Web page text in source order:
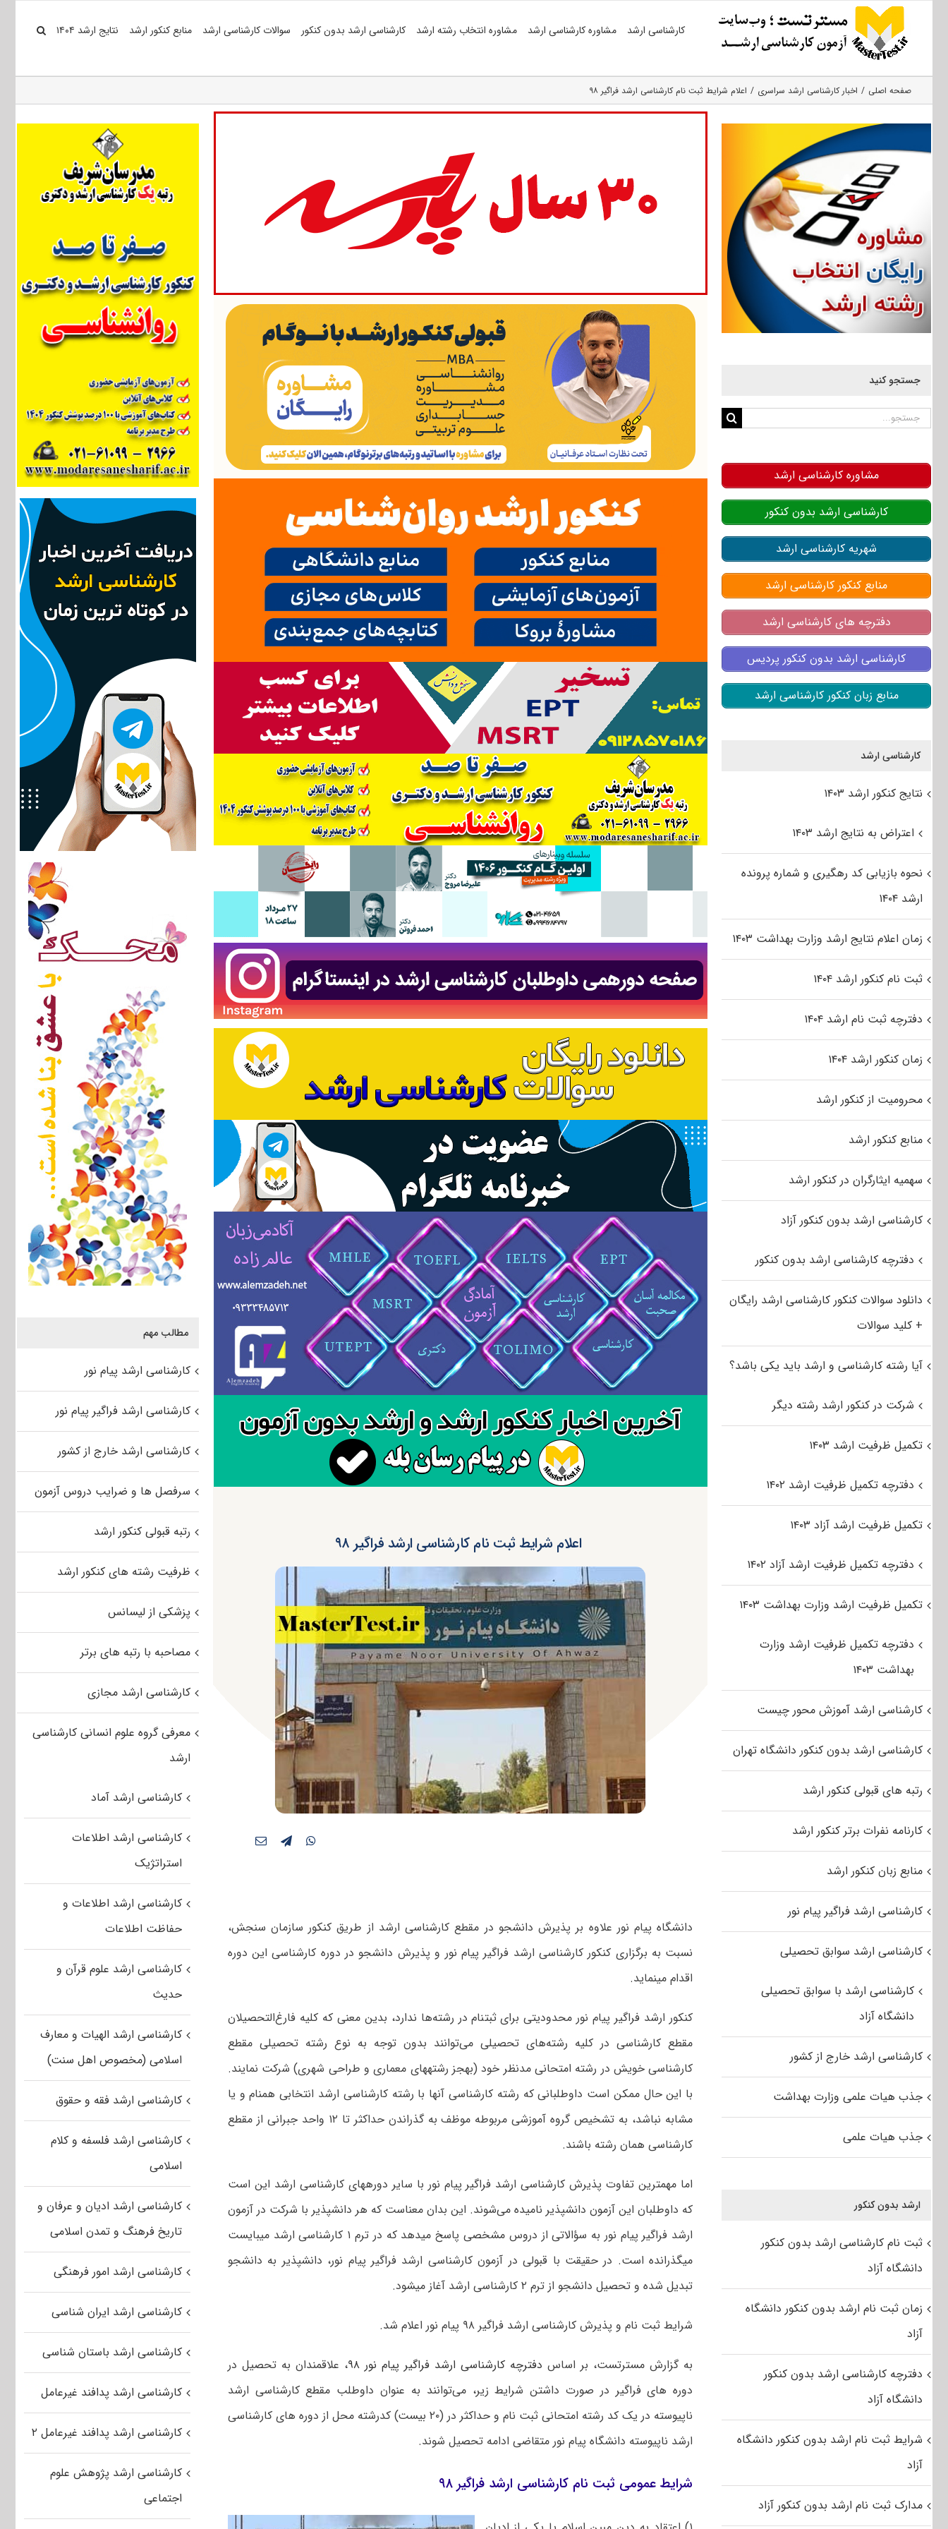
کارشناسی ارشد مشاوره کارشناسی ارشد مشاوره انتخاب رشته ارشد کارشناسی ارشد بدون کنکور سوالات کارشناسی ارشد منابع کنکور ارشد نتایج ارشد ۱۴۰۴
صفحه اصلی اخبار کارشناسی ارشد سراسری اعلام شرایط ثبت نام کارشناسی ارشد فراگیر ۹۸
اعلام شرایط ثبت نام کارشناسی ارشد فراگیر ۹۸
دانشگاه پیام نور علاوه بر پذیرش دانشجو در مقطع کارشناسی ارشد از طریق کنکور سازمان سنجش،
نسبت به برگزاری کنکور کارشناسی ارشد فراگیر پیام نور و پذیرش دانشجو در دوره کارشناسی این دوره
اقدام می‏نماید.
کنکور ارشد فراگیر پیام نور محدودیتی برای ثبت‎نام در رشته‌ها ندارد، بدین معنی که کلیه فارغ‌التحصیلان
مقطع کارشناسی در کلیه رشته‌های تحصیلی می‌توانند بدون توجه به نوع رشته تحصیلی مقطع
کارشناسی خویش در رشته امتحانی مدنظر خود (به‎جز رشته‎های معماری و طراحی شهری) شرکت نمایند.
با این حال ممکن است داوطلبانی که رشته کارشناسی آنها با رشته کارشناسی ارشد انتخابی همنام و یا
مشابه نباشد، به تشخیص گروه آموزشی مربوطه موظف به گذراندن حداکثر تا ۱۲ واحد جبرانی از مقطع
کارشناسی همان رشته باشند.
اما مهمترین تفاوت پذیرش کارشناسی ارشد فراگیر پیام نور با سایر دوره‎های کارشناسی ارشد این است
که داوطلبان این آزمون دانش‎پذیر نامیده می‌شوند. این بدان معناست که هر دانش‎پذیر با شرکت در آزمون
ارشد فراگیر پیام نور به سؤالاتی از دروس مشخصی پاسخ می‎دهد که در ترم ۱ کارشناسی ارشد می‎بایست
می‎گذرانده است. در حقیقت با قبولی در آزمون کارشناسی ارشد فراگیر پیام نور، دانش‎پذیر به دانشجو
تبدیل شده و تحصیل دانشجو از ترم ۲ کارشناسی ارشد آغاز می‎شود.
شرایط ثبت نام و پذیرش کارشناسی ارشد فراگیر ۹۸ پیام نور اعلام شد.
به گزارش مسترتست، بر اساس دفترچه کارشناسی ارشد فراگیر پیام نور ۹۸
، علاقمندان به تحصیل در
دوره های فراگیر در صورت داشتن شرایط زیر، می‌توانند به عنوان داوطلب مقطع کارشناسی ارشد
ناپیوسته در یک کد رشته امتحانی ثبت نام و حداکثر در (۲۰ بیست) کدرشته محل از دوره های کارشناسی
ارشد ناپیوسته دانشگاه پیام نور متقاضی ادامه تحصیل شوند.
شرایط عمومی ثبت نام کارشناسی ارشد فراگیر ۹۸
مطالب مهم
کارشناسی ارشد پیام نور
کارشناسی ارشد فراگیر پیام نور
کارشناسی ارشد خارج از کشور
سرفصل ها و ضرایب دروس آزمون
رتبه قبولی کنکور ارشد
ظرفیت رشته های کنکور ارشد
پزشکی از لیسانس
مصاحبه با رتبه های برتر
کارشناسی ارشد مجازی
معرفی گروه علوم انسانی کارشناسی
ارشد
کارشناسی ارشد آماد
کارشناسی ارشد اطلاعات
استراتژیک
کارشناسی ارشد اطلاعات و
حفاظت اطلاعات
کارشناسی ارشد علوم قرآن و
حدیث
کارشناسی ارشد الهیات و معارف
اسلامی (مخصوص اهل سنت)
کارشناسی ارشد فقه و حقوق
کارشناسی ارشد فلسفه و کلام
اسلامی
کارشناسی ارشد ادیان و عرفان و
تاریخ فرهنگ و تمدن اسلامی
کارشناسی ارشد امور فرهنگی
کارشناسی ارشد ایران شناسی
کارشناسی ارشد باستان شناسی
کارشناسی ارشد پدافند غیرعامل
کارشناسی ارشد پدافند غیرعامل ۲
کارشناسی ارشد پژوهش علوم
اجتماعی
جستجو کنید
جستجو
مشاوره کارشناسی ارشد
کارشناسی ارشد بدون کنکور
شهریه کارشناسی ارشد
منابع کنکور کارشناسی ارشد
دفترچه های کارشناسی ارشد
کارشناسی ارشد بدون کنکور پردیس
منابع زبان کنکور کارشناسی ارشد
کارشناسی ارشد
نتایج کنکور ارشد ۱۴۰۳
اعتراض به نتایج ارشد ۱۴۰۳
نحوه بازیابی کد رهگیری و شماره پرونده
ارشد ۱۴۰۴
زمان اعلام نتایج ارشد وزارت بهداشت ۱۴۰۳
ثبت نام کنکور ارشد ۱۴۰۴
دفترچه ثبت نام ارشد ۱۴۰۴
زمان کنکور ارشد ۱۴۰۴
محرومیت از کنکور ارشد
منابع کنکور ارشد
سهمیه ایثارگران در کنکور ارشد
کارشناسی ارشد بدون کنکور آزاد
دفترچه کارشناسی ارشد بدون کنکور
دانلود سوالات کنکور کارشناسی ارشد رایگان
+ کلید سوالات
آیا رشته کارشناسی و ارشد باید یکی باشد؟
شرکت در کنکور ارشد رشته دیگر
تکمیل ظرفیت ارشد ۱۴۰۳
دفترچه تکمیل ظرفیت ارشد ۱۴۰۲
تکمیل ظرفیت ارشد آزاد ۱۴۰۳
دفترچه تکمیل ظرفیت ارشد آزاد ۱۴۰۲
تکمیل ظرفیت ارشد وزارت بهداشت ۱۴۰۳
دفترچه تکمیل ظرفیت ارشد وزارت
بهداشت ۱۴۰۳
کارشناسی ارشد آموزش محور چیست
کارشناسی ارشد بدون کنکور دانشگاه تهران
رتبه های قبولی کنکور ارشد
کارنامه نفرات برتر کنکور ارشد
منابع زبان کنکور ارشد
کارشناسی ارشد فراگیر پیام نور
کارشناسی ارشد سوابق تحصیلی
کارشناسی ارشد با سوابق تحصیلی
دانشگاه آزاد
کارشناسی ارشد خارج از کشور
جذب هیات علمی وزارت بهداشت
جذب هیات علمی
ارشد بدون کنکور
ثبت نام کارشناسی ارشد بدون کنکور
دانشگاه آزاد
زمان ثبت نام ارشد بدون کنکور دانشگاه
آزاد
دفترچه کارشناسی ارشد بدون کنکور
دانشگاه آزاد
شرایط ثبت نام ارشد بدون کنکور دانشگاه
آزاد
مدارک ثبت نام ارشد بدون کنکور آزاد